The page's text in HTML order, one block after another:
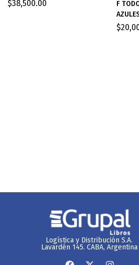
$38,500.00
F
$
Logística y Distribución S.A.
Lavardén 145. CABA, Argentina